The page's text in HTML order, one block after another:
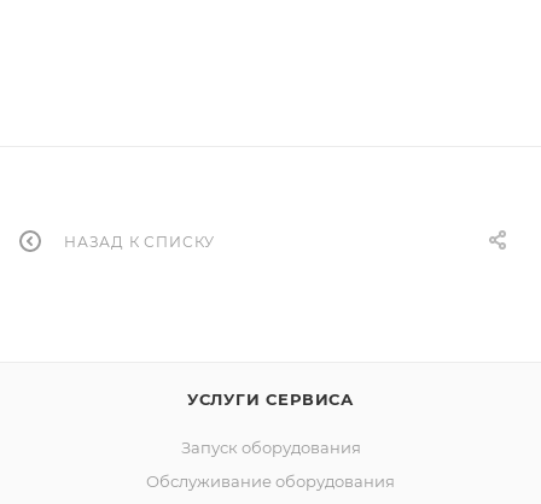
НАЗАД К СПИСКУ
УСЛУГИ СЕРВИСА
Запуск оборудования
Обслуживание оборудования